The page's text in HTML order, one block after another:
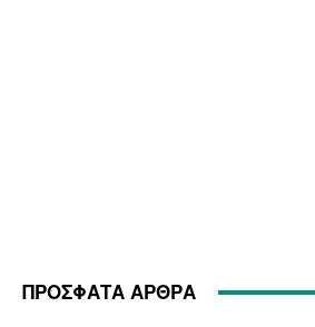
ΠΡΟΣΦΑΤΑ ΑΡΘΡΑ